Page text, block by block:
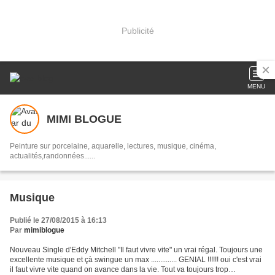
Publicité
MENU
MIMI BLOGUE
Peinture sur porcelaine, aquarelle, lectures, musique, cinéma,
actualités,randonnées......
Musique
Publié le 27/08/2015 à 16:13
Par mimiblogue
Nouveau Single d'Eddy Mitchell "Il faut vivre vite" un vrai régal. Toujours une
excellente musique et çà swingue un max .............. GENIAL !!!!!! oui c'est vrai
il faut vivre vite quand on avance dans la vie. Tout va toujours trop